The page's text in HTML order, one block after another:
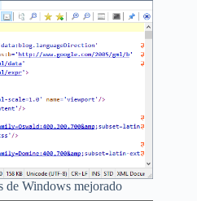
de Windows mejorado